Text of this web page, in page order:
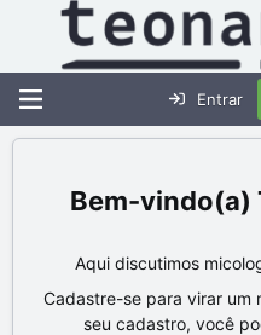
Entrar
Aqui discutimos
Cadastre-se para virar um
seu cadastro, você